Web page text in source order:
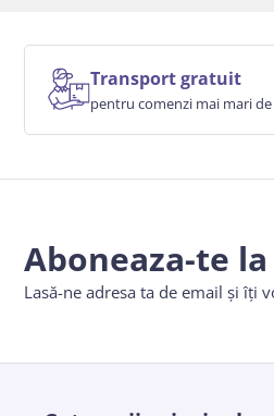
Transport gratuit
pentru comenzi mai mari de
Aboneaza-te
Lasă-ne adresa ta de email și îți